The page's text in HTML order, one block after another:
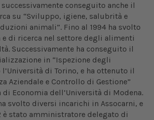
successivamente conseguito anche il
su “Sviluppo, igiene, salubrità e
animali”. Fino al 1994 ha svolto
di ricerca nel settore degli alimenti
Successivamente ha conseguito il
in “Ispezione degli
di Torino, e ha ottenuto il
Aziendale e Controllo di Gestione”
di Economia dell’Università di Modena.
svolto diversi incarichi in Assocarni, e
è stato amministratore delegato di